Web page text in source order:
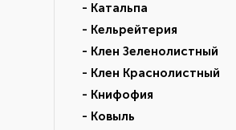
- Катальпа
- Кельрейтерия
- Клен Зеленолистный
- Клен Краснолистный
- Книфофия
- Ковыль